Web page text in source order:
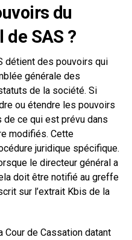
du
SAS ?
détient des pouvoirs qui
générale des
de la société. Si
ou étendre les pouvoirs
de ce qui est prévu dans
modifiés. Cette
juridique spécifique.
le directeur général a
doit être notifié au greffe
sur l’extrait Kbis de la
Cour de Cassation datant